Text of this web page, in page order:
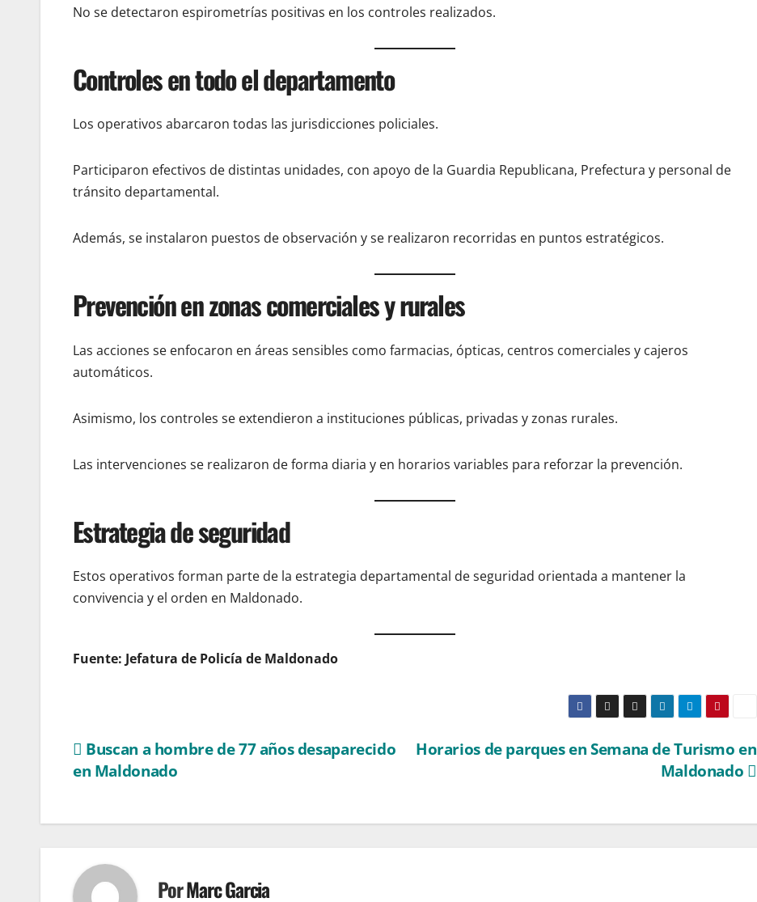
No se detectaron espirometrías positivas en los controles realizados.
Controles en todo el departamento
Los operativos abarcaron todas las jurisdicciones policiales.
Participaron efectivos de distintas unidades, con apoyo de la Guardia Republicana, Prefectura y personal de
tránsito departamental.
Además, se instalaron puestos de observación y se realizaron recorridas en puntos estratégicos.
Prevención en zonas comerciales y rurales
Las acciones se enfocaron en áreas sensibles como farmacias, ópticas, centros comerciales y cajeros
automáticos.
Asimismo, los controles se extendieron a instituciones públicas, privadas y zonas rurales.
Las intervenciones se realizaron de forma diaria y en horarios variables para reforzar la prevención.
Estrategia de seguridad
Estos operativos forman parte de la estrategia departamental de seguridad orientada a mantener la
convivencia y el orden en Maldonado.
Fuente: Jefatura de Policía de Maldonado
Navegación
de
entradas
Horarios de parques en Semana de Turismo en
Maldonado
Buscan a hombre de 77 años desaparecido
en Maldonado
PorMarc Garcia